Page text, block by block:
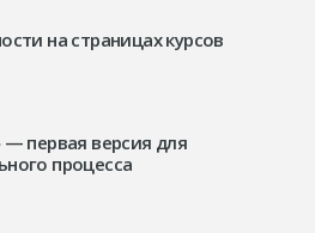
на страницах курсов
— первая версия для
процесса